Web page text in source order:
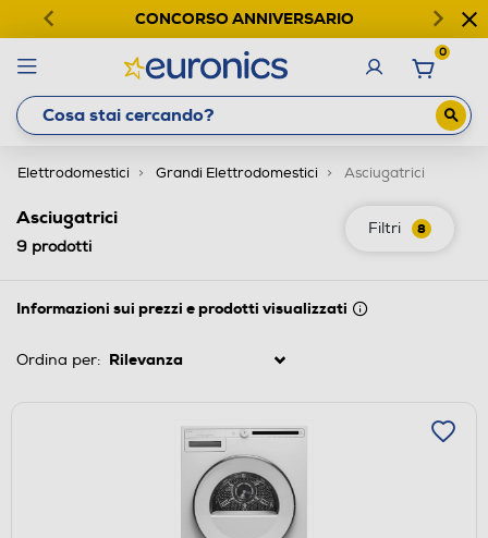
CONCORSO ANNIVERSARIO
0
Elettrodomestici Grandi Elettrodomestici Asciugatrici
Filtri 8
Asciugatrici
9 prodotti
Informazioni sui prezzi e prodotti visualizzati
Ordina per: